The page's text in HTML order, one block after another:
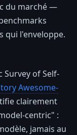
du marché —
qui l'enveloppe.
Survey of Self-
Awesome-
clairement
centric" :
jamais au